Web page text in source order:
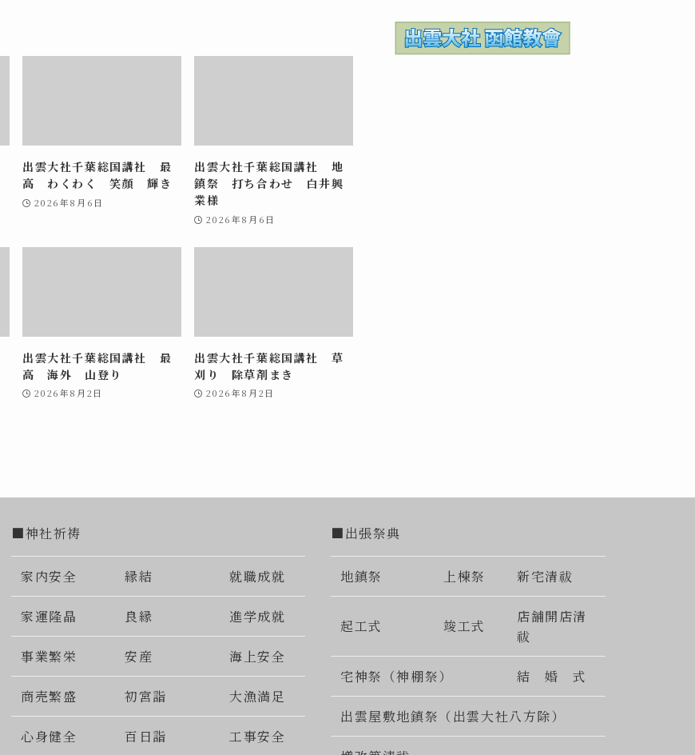
出雲大社千葉総国講社 最
高 わくわく 笑顔 輝き
2026年8月6日
出雲大社千葉総国講社 地
鎮祭 打ち合わせ 白井興
業様
2026年8月6日
出雲大社千葉総国講社 最
高 海外 山登り
2026年8月2日
出雲大社千葉総国講社 草
刈り 除草剤まき
2026年8月2日
■神社祈祷
家内安全 縁結 就職成就
家運隆晶 良縁 進学成就
事業繁栄 安産 海上安全
商売繁盛 初宮詣 大漁満足
心身健全 百日詣 工事安全
■出張祭典
地鎮祭 上棟祭 新宅清祓
起工式 竣工式
店舗開店清
祓
宅神祭（神棚祭） 結 婚 式
出雲屋敷地鎮祭（出雲大社八方除）